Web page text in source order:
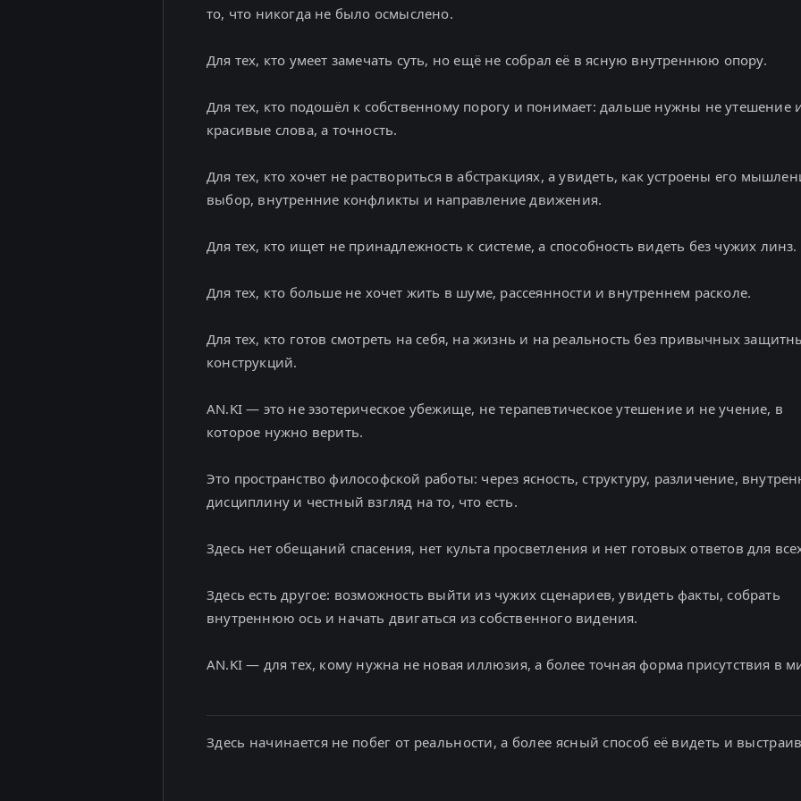
то, что никогда не было осмыслено.
Для тех, кто умеет замечать суть, но ещё не собрал её в ясную внутреннюю опору.
Для тех, кто подошёл к собственному порогу и понимает: дальше нужны не утешение
красивые слова, а точность.
Для тех, кто хочет не раствориться в абстракциях, а увидеть, как устроены его
выбор, внутренние конфликты и направление движения.
Для тех, кто ищет не принадлежность к системе, а способность видеть без чужих линз.
Для тех, кто больше не хочет жить в шуме, рассеянности и внутреннем расколе.
Для тех, кто готов смотреть на себя, на жизнь и на реальность без привычных
конструкций.
AN.KI — это не эзотерическое убежище, не терапевтическое утешение и не учение, в
которое нужно верить.
Это пространство философской работы: через ясность, структуру, различение,
дисциплину и честный взгляд на то, что есть.
Здесь нет обещаний спасения, нет культа просветления и нет готовых ответов для
Здесь есть другое: возможность выйти из чужих сценариев, увидеть факты, собрать
внутреннюю ось и начать двигаться из собственного видения.
AN.KI — для тех, кому нужна не новая иллюзия, а более точная форма присутствия в
Здесь начинается не побег от реальности, а более ясный способ её видеть и